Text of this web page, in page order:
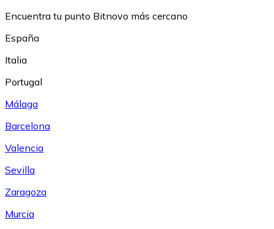
Encuentra tu punto Bitnovo más cercano
España
Italia
Portugal
Málaga
Barcelona
Valencia
Sevilla
Zaragoza
Murcia